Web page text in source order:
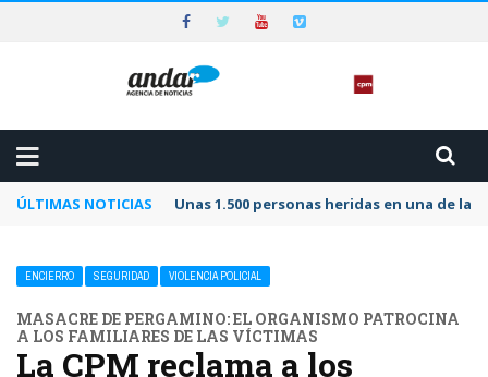
ÚLTIMAS NOTICIAS Unas 1.500 personas heridas en una de
ENCIERRO SEGURIDAD VIOLENCIA POLICIAL
MASACRE DE PERGAMINO: EL ORGANISMO PATROCINA
A LOS FAMILIARES DE LAS VÍCTIMAS
La CPM reclama a los